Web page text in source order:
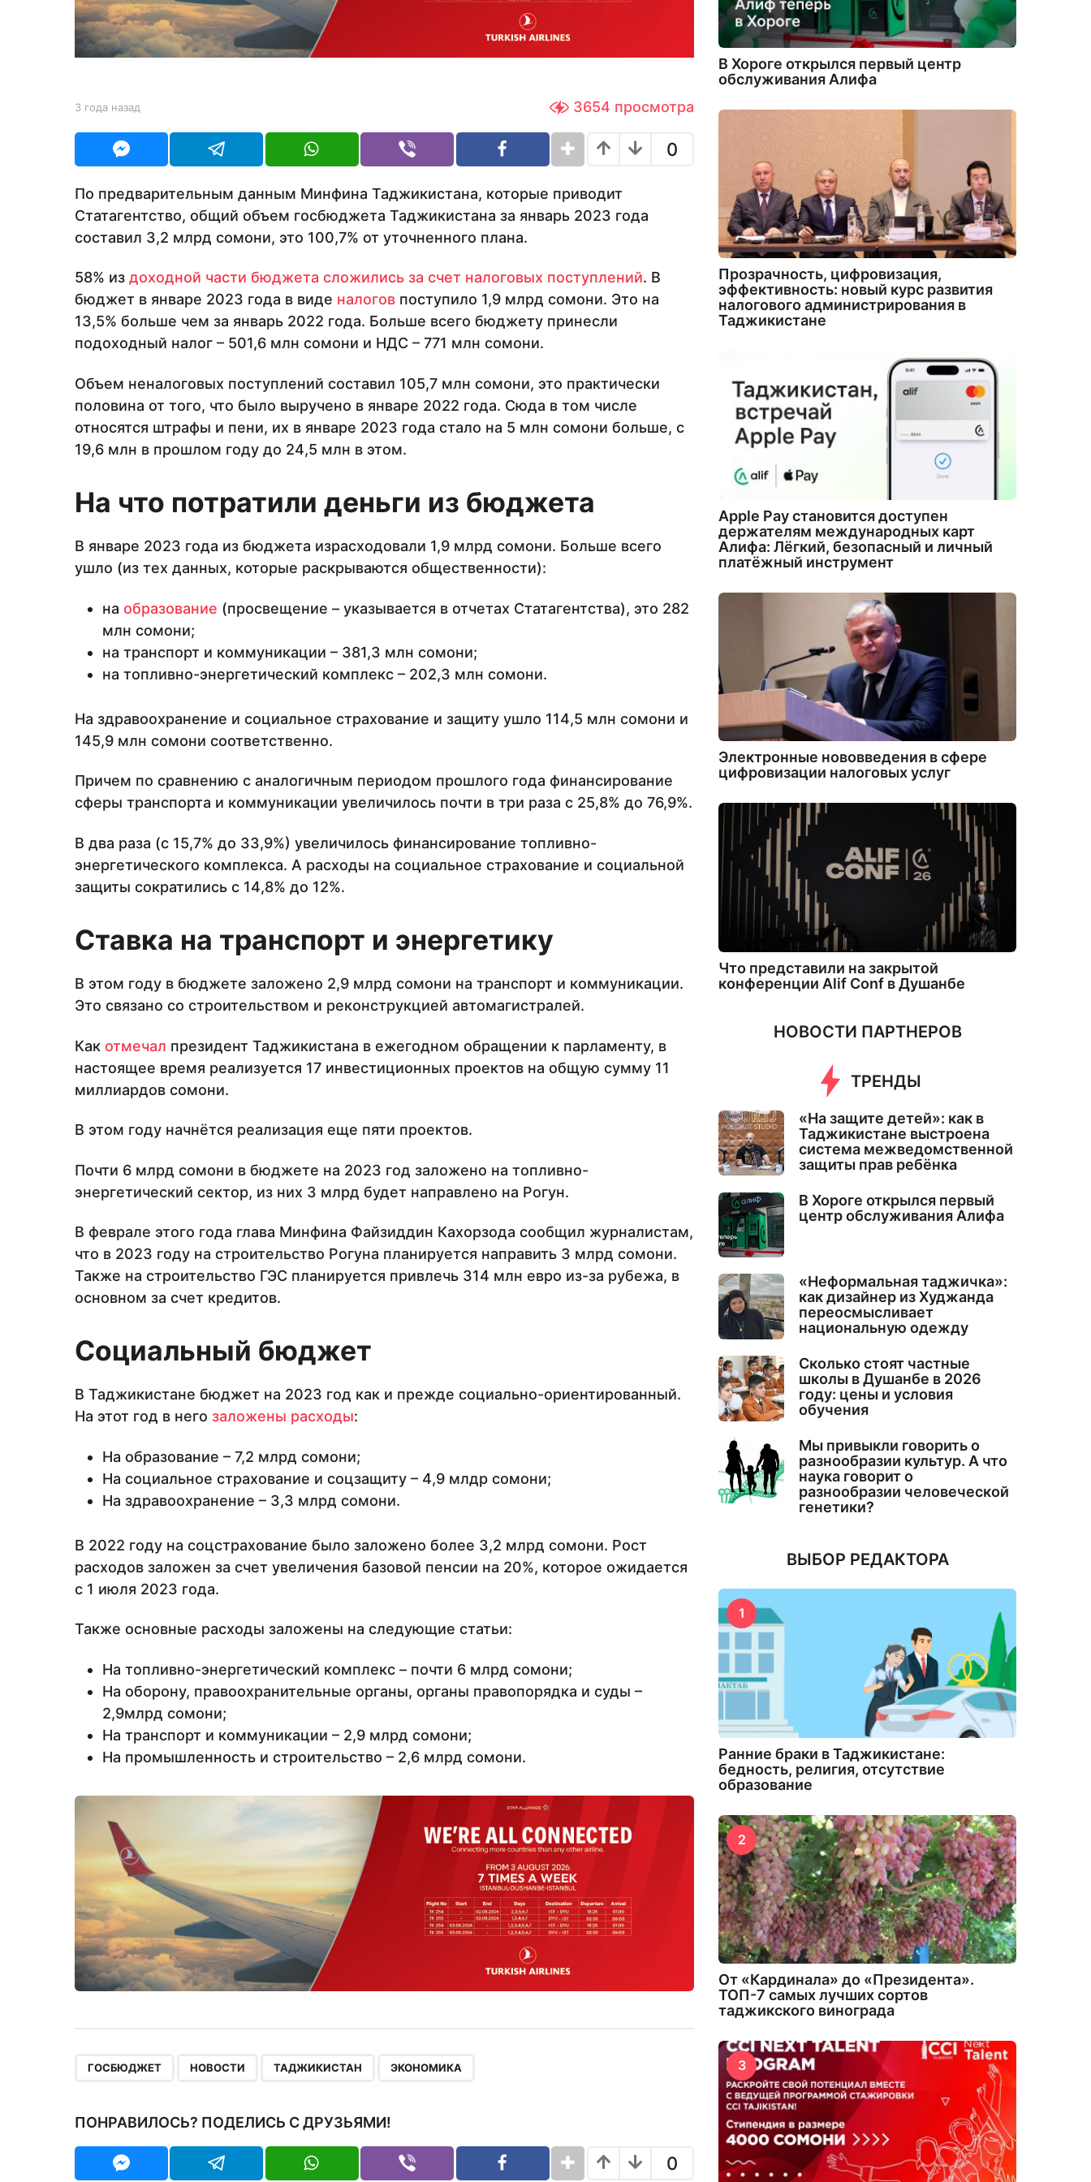
н
а
з
b
Y
U
3 года назад
а
а
з
д
3654 просмотра
0
По предварительным данным Минфина Таджикистана, которые приводит
Статагентство, общий объем госбюджета Таджикистана за январь 2023 года
составил 3,2 млрд сомони, это 100,7% от уточненного плана.
58% из доходной части бюджета сложились за счет налоговых поступлений. В
бюджет в январе 2023 года в виде налогов поступило 1,9 млрд сомони. Это на
13,5% больше чем за январь 2022 года. Больше всего бюджету принесли
подоходный налог – 501,6 млн сомони и НДС – 771 млн сомони.
Объем неналоговых поступлений составил 105,7 млн сомони, это практически
половина от того, что было выручено в январе 2022 года. Сюда в том числе
относятся штрафы и пени, их в январе 2023 года стало на 5 млн сомони больше, с
19,6 млн в прошлом году до 24,5 млн в этом.
На что потратили деньги из бюджета
В январе 2023 года из бюджета израсходовали 1,9 млрд сомони. Больше всего
ушло (из тех данных, которые раскрываются общественности):
на образование (просвещение – указывается в отчетах Статагентства), это 282
млн сомони;
на транспорт и коммуникации – 381,3 млн сомони;
на топливно-энергетический комплекс – 202,3 млн сомони.
На здравоохранение и социальное страхование и защиту ушло 114,5 млн сомони и
145,9 млн сомони соответственно.
Причем по сравнению с аналогичным периодом прошлого года финансирование
сферы транспорта и коммуникации увеличилось почти в три раза с 25,8% до 76,9%.
В два раза (с 15,7% до 33,9%) увеличилось финансирование топливно-
энергетического комплекса. А расходы на социальное страхование и социальной
защиты сократились с 14,8% до 12%.
Ставка на транспорт и энергетику
В этом году в бюджете заложено 2,9 млрд сомони на транспорт и коммуникации.
Это связано со строительством и реконструкцией автомагистралей.
Как отмечал президент Таджикистана в ежегодном обращении к парламенту, в
настоящее время реализуется 17 инвестиционных проектов на общую сумму 11
миллиардов сомони.
В этом году начнётся реализация еще пяти проектов.
Почти 6 млрд сомони в бюджете на 2023 год заложено на топливно-
энергетический сектор, из них 3 млрд будет направлено на Рогун.
В феврале этого года глава Минфина Файзиддин Кахорзода сообщил журналистам,
что в 2023 году на строительство Рогуна планируется направить 3 млрд сомони.
Также на строительство ГЭС планируется привлечь 314 млн евро из-за рубежа, в
основном за счет кредитов.
Социальный бюджет
В Таджикистане бюджет на 2023 год как и прежде социально-ориентированный.
На этот год в него заложены расходы:
На образование – 7,2 млрд сомони;
На социальное страхование и соцзащиту – 4,9 млдр сомони;
На здравоохранение – 3,3 млрд сомони.
В 2022 году на соцстрахование было заложено более 3,2 млрд сомони. Рост
расходов заложен за счет увеличения базовой пенсии на 20%, которое ожидается
с 1 июля 2023 года.
Также основные расходы заложены на следующие статьи:
На топливно-энергетический комплекс – почти 6 млрд сомони;
На оборону, правоохранительные органы, органы правопорядка и суды –
2,9млрд сомони;
На транспорт и коммуникации – 2,9 млрд сомони;
На промышленность и строительство – 2,6 млрд сомони.
ГОСБЮДЖЕТ НОВОСТИ ТАДЖИКИСТАН ЭКОНОМИКА
ПОНРАВИЛОСЬ? ПОДЕЛИСЬ С ДРУЗЬЯМИ!
0
В Хороге открылся первый центр
обслуживания Алифа
Прозрачность, цифровизация,
эффективность: новый курс развития
налогового администрирования в
Таджикистане
Apple Pay становится доступен
держателям международных карт
Алифа: Лёгкий, безопасный и личный
платёжный инструмент
Электронные нововведения в сфере
цифровизации налоговых услуг
Что представили на закрытой
конференции Alif Conf в Душанбе
НОВОСТИ ПАРТНЕРОВ
ТРЕНДЫ
«На защите детей»: как в
Таджикистане выстроена
система межведомственной
защиты прав ребёнка
В Хороге открылся первый
центр обслуживания Алифа
«Неформальная таджичка»:
как дизайнер из Худжанда
переосмысливает
национальную одежду
Сколько стоят частные
школы в Душанбе в 2026
году: цены и условия
обучения
Мы привыкли говорить о
разнообразии культур. А что
наука говорит о
разнообразии человеческой
генетики?
ВЫБОР РЕДАКТОРА
1
Ранние браки в Таджикистане:
бедность, религия, отсутствие
образование
2
От «Кардинала» до «Президента».
ТОП-7 самых лучших сортов
таджикского винограда
3